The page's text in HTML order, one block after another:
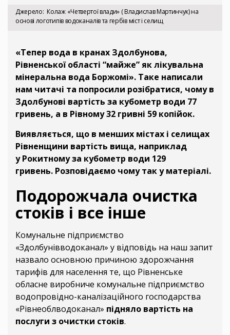
Джерело Колаж «Четвертої влади» ( Владислав Мартинчук) на
основі логотипів водоканалів та гербів міст і селищ
«Тепер вода в кранах Здолбунова,
Рівненської області “майже” як лікувальна
мінеральна вода Боржомі». Таке написали
нам читачі та попросили розібратися, чому в
Здолбунові вартість за кубометр води 77
гривень, а в Рівному 32 гривні 59 копійок.
Виявляється, що в менших містах і селищах
Рівненщини вартість вища, наприклад
у Рокитному за кубометр води 129
гривень. Розповідаємо чому так у матеріалі.
Подорожчала очистка
стоків і все інше
Комунальне підприємство
«Здолбунівводоканал» у відповідь на наш запит
назвало основною причиною здорожчання
тарифів для населення те, що Рівненське
обласне виробниче комунальне підприємство
водопровідно-каналізаційного господарства
«Рівнеоблводоканал» підняло вартість на
послуги з очистки стоків.